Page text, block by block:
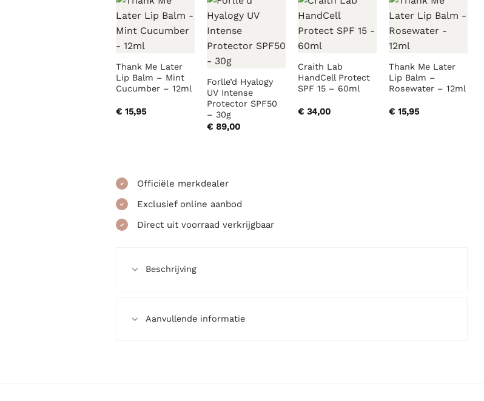
Thank Me Later
Lip Balm – Mint
Cucumber – 12ml
€15,95
Forlle’d Hyalogy
UV Intense
Protector SPF50
– 30g
€89,00
Craith Lab
HandCell Protect
SPF 15 – 60ml
€34,00
Thank Me Later
Lip Balm –
Rosewater – 12ml
€15,95
Officiële merkdealer
Exclusief online aanbod
Direct uit voorraad verkrijgbaar
Beschrijving
Aanvullende informatie